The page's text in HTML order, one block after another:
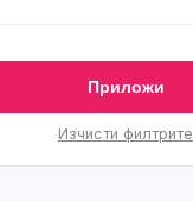
Приложи
Изчисти филтрите